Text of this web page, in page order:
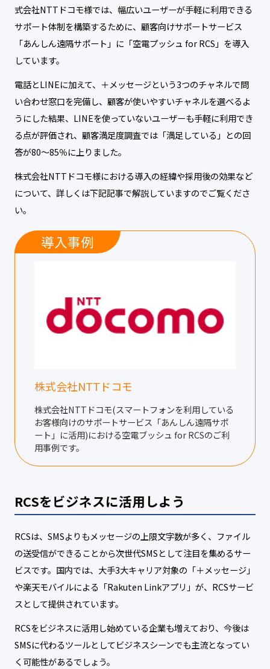
式会社NTTドコモ様では、幅広いユーザーが手軽に利用できる
サポート体制を構築するために、顧客向けサポートサービス
「あんしん遠隔サポート」に「空電プッシュ for RCS」を導入
しています。
電話とLINEに加えて、＋メッセージという3つのチャネルで問
い合わせ窓口を完備し、顧客が使いやすいチャネルを選べるよ
うにした結果、LINEを使っていないユーザーも手軽に利用でき
る点が評価され、顧客満足度調査では「満足している」との回
答が80～85％に上りました。
株式会社NTTドコモ様における導入の経緯や採用後の効果など
について、詳しくは下記記事で解説していますのでご覧くださ
い。
導入事例
株式会社NTTドコモ
株式会社NTTドコモ(スマートフォンを利用している
お客様向けのサポートサービス「あんしん遠隔サポ
ート」に活用)における空電ブッシュ for RCSのご利
用事例です。
RCSをビジネスに活用しよう
RCSは、SMSよりもメッセージの上限文字数が多く、ファイル
の送受信ができることから次世代SMSとして注目を集めるサー
ビスです。国内では、大手3大キャリア対象の「＋メッセージ」
や楽天モバイルによる「Rakuten Linkアプリ」が、RCSサービ
スとして提供されています。
RCSをビジネスに活用し始めている企業も増えており、今後は
SMSに代わるツールとしてビジネスシーンでも主流となってい
く可能性があるでしょう。